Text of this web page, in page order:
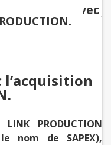
avec
PRODUCTION
nom de SAPEX),